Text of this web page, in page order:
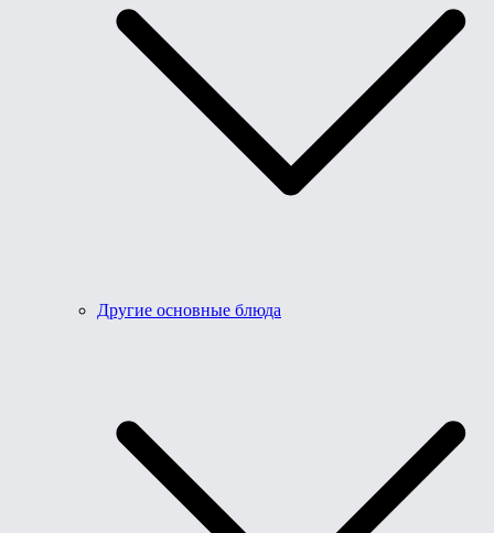
Другие основные блюда